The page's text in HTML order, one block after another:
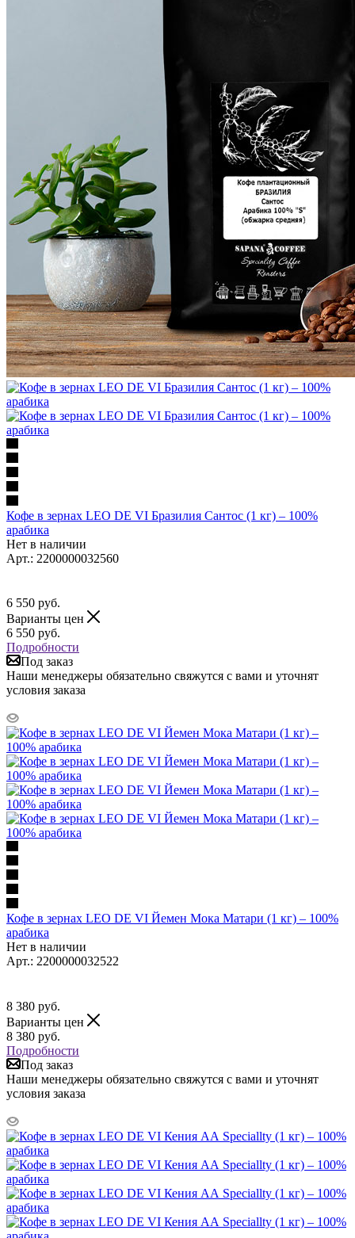
Кофе в зернах LEO DE VI Бразилия Сантос (1 кг) – 100%
арабика
Нет в наличии
Арт.: 2200000032560
6 550 руб.
Варианты цен
6 550 руб.
Подробности
Под заказ
Наши менеджеры обязательно свяжутся с вами и уточнят
условия заказа
Кофе в зернах LEO DE VI Йемен Мока Матари (1 кг) – 100%
арабика
Нет в наличии
Арт.: 2200000032522
8 380 руб.
Варианты цен
8 380 руб.
Подробности
Под заказ
Наши менеджеры обязательно свяжутся с вами и уточнят
условия заказа